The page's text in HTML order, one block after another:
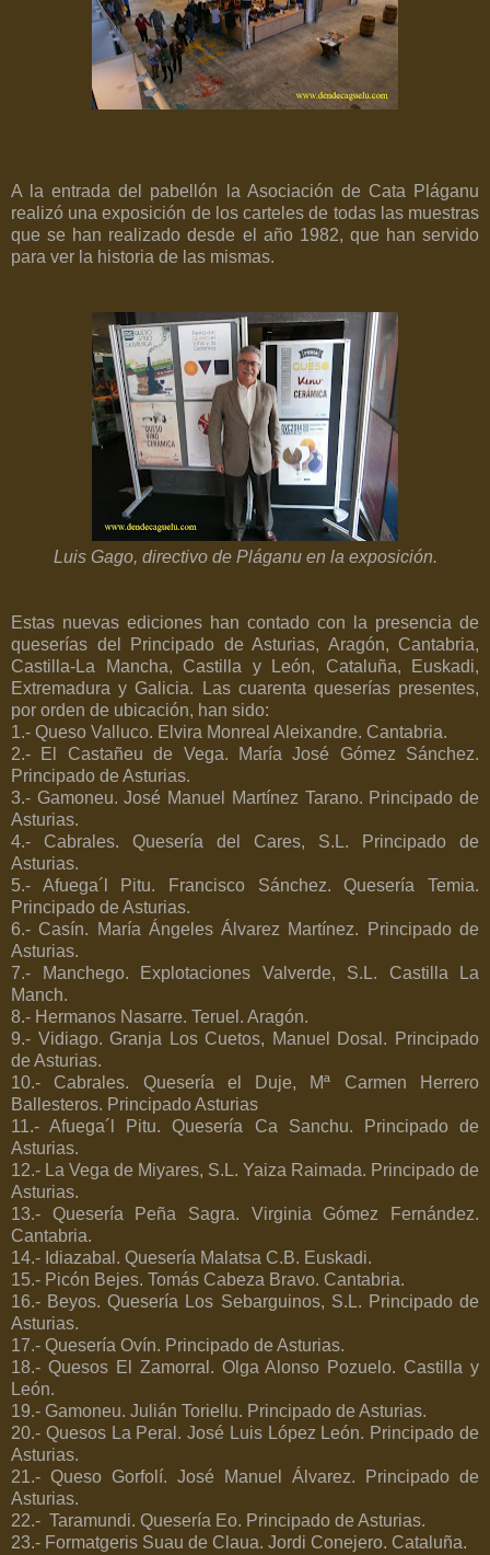
A la entrada del pabellón la Asociación de Cata Pláganu
realizó una exposición de los carteles de todas las muestras
que se han realizado desde el año 1982, que han servido
para ver la historia de las mismas.
Luis Gago, directivo de Pláganu en la exposición.
Estas nuevas ediciones han contado con la presencia de
queserías del Principado de Asturias, Aragón, Cantabria,
Castilla-La Mancha, Castilla y León, Cataluña, Euskadi,
Extremadura y Galicia. Las cuarenta queserías presentes,
por orden de ubicación, han sido:
1.- Queso Valluco. Elvira Monreal Aleixandre. Cantabria.
2.- El Castañeu de Vega. María José Gómez Sánchez.
Principado de Asturias.
3.- Gamoneu. José Manuel Martínez Tarano. Principado de
Asturias.
4.- Cabrales. Quesería del Cares, S.L. Principado de
Asturias.
5.- Afuega´l Pitu. Francisco Sánchez. Quesería Temia.
Principado de Asturias.
6.- Casín. María Ángeles Álvarez Martínez. Principado de
Asturias.
7.- Manchego. Explotaciones Valverde, S.L. Castilla La
Manch.
8.- Hermanos Nasarre. Teruel. Aragón.
9.- Vidiago. Granja Los Cuetos, Manuel Dosal. Principado
de Asturias.
10.- Cabrales. Quesería el Duje, Mª Carmen Herrero
Ballesteros. Principado Asturias
11.- Afuega´l Pitu. Quesería Ca Sanchu. Principado de
Asturias.
12.- La Vega de Miyares, S.L. Yaiza Raimada. Principado de
Asturias.
13.- Quesería Peña Sagra. Virginia Gómez Fernández.
Cantabria.
14.- Idiazabal. Quesería Malatsa C.B. Euskadi.
15.- Picón Bejes. Tomás Cabeza Bravo. Cantabria.
16.- Beyos. Quesería Los Sebarguinos, S.L. Principado de
Asturias.
17.- Quesería Ovín. Principado de Asturias.
18.- Quesos El Zamorral. Olga Alonso Pozuelo. Castilla y
León.
19.- Gamoneu. Julián Toriellu. Principado de Asturias.
20.- Quesos La Peral. José Luis López León. Principado de
Asturias.
21.- Queso Gorfolí. José Manuel Álvarez. Principado de
Asturias.
22.- Taramundi. Quesería Eo. Principado de Asturias.
23.- Formatgeris Suau de Claua. Jordi Conejero. Cataluña.